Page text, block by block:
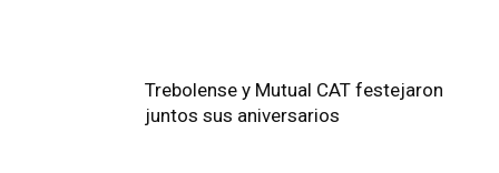
Trebolense y Mutual CAT festejaron
juntos sus aniversarios